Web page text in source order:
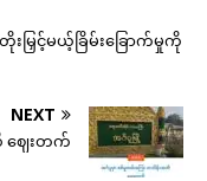
းမြှင့်မယ့်ခြိမ်းခြောက်မှုကို
NEXT
ဈေးတက်